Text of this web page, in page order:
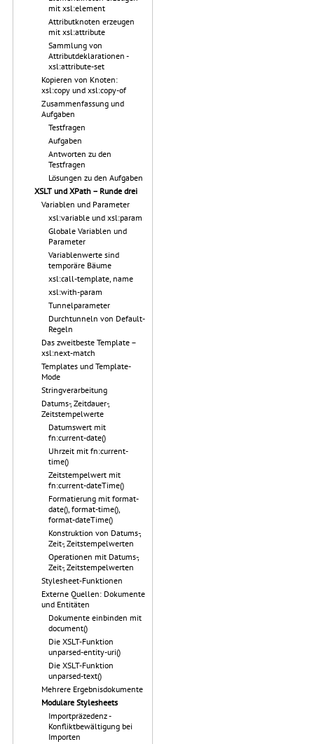
mit xsl:element
Attributknoten erzeugen
mit xsl:attribute
Sammlung von
Attributdeklarationen -
xsl:attribute-set
Kopieren von Knoten:
xsl:copy und xsl:copy-of
Zusammenfassung und
Aufgaben
Testfragen
Aufgaben
Antworten zu den
Testfragen
Lösungen zu den Aufgaben
XSLT und XPath – Runde drei
Variablen und Parameter
xsl:variable und xsl:param
Globale Variablen und
Parameter
Variablenwerte sind
temporäre Bäume
xsl:call-template, name
xsl:with-param
Tunnelparameter
Durchtunneln von Default-
Regeln
Das zweitbeste Template –
xsl:next-match
Templates und Template-
Mode
Stringverarbeitung
Datums-, Zeitdauer-,
Zeitstempelwerte
Datumswert mit
fn:current-date()
Uhrzeit mit fn:current-
time()
Zeitstempelwert mit
fn:current-dateTime()
Formatierung mit format-
date(), format-time(),
format-dateTime()
Konstruktion von Datums-,
Zeit-, Zeitstempelwerten
Operationen mit Datums-,
Zeit-, Zeitstempelwerten
Stylesheet-Funktionen
Externe Quellen: Dokumente
und Entitäten
Dokumente einbinden mit
document()
Die XSLT-Funktion
unparsed-entity-uri()
Die XSLT-Funktion
unparsed-text()
Mehrere Ergebnisdokumente
Modulare Stylesheets
Importpräzedenz -
Konfliktbewältigung bei
Importen